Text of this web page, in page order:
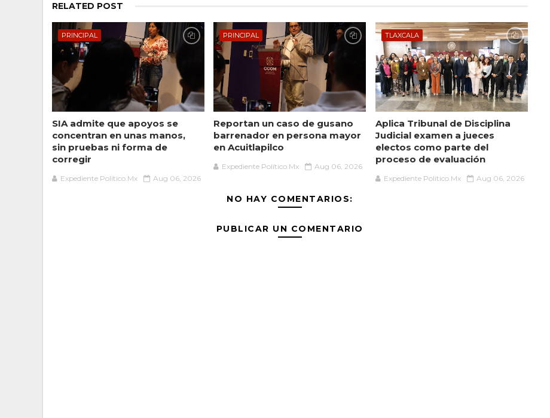
RELATED POST
PRINCIPAL
SIA admite que apoyos se
concentran en unas manos,
sin pruebas ni forma de
corregir
Expediente Político.Mx Aug 06, 2026
PRINCIPAL
Reportan un caso de gusano
barrenador en persona mayor
en Acuitlapilco
Expediente Político.Mx Aug 06, 2026
TLAXCALA
Aplica Tribunal de Disciplina
Judicial examen a jueces
electos como parte del
proceso de evaluación
Expediente Político.Mx Aug 06, 2026
NO HAY COMENTARIOS:
PUBLICAR UN COMENTARIO